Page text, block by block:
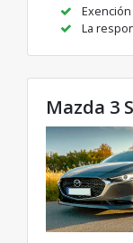
La
Mazda 3